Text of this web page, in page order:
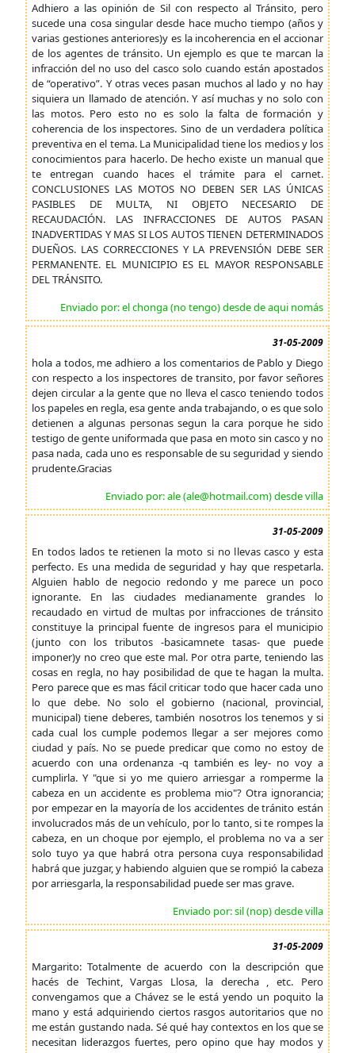
Adhiero a las opinión de Sil con respecto al Tránsito, pero
sucede una cosa singular desde hace mucho tiempo (años y
varias gestiones anteriores)y es la incoherencia en el accionar
de los agentes de tránsito. Un ejemplo es que te marcan la
infracción del no uso del casco solo cuando están apostados
de “operativo”. Y otras veces pasan muchos al lado y no hay
siquiera un llamado de atención. Y así muchas y no solo con
las motos. Pero esto no es solo la falta de formación y
coherencia de los inspectores. Sino de un verdadera política
preventiva en el tema. La Municipalidad tiene los medios y los
conocimientos para hacerlo. De hecho existe un manual que
te entregan cuando haces el trámite para el carnet.
CONCLUSIONES LAS MOTOS NO DEBEN SER LAS ÚNICAS
PASIBLES DE MULTA, NI OBJETO NECESARIO DE
RECAUDACIÓN. LAS INFRACCIONES DE AUTOS PASAN
INADVERTIDAS Y MAS SI LOS AUTOS TIENEN DETERMINADOS
DUEÑOS. LAS CORRECCIONES Y LA PREVENSIÓN DEBE SER
PERMANENTE. EL MUNICIPIO ES EL MAYOR RESPONSABLE
DEL TRÁNSITO.
Enviado por: el chonga (no tengo) desde de aqui nomás
31-05-2009
hola a todos, me adhiero a los comentarios de Pablo y Diego
con respecto a los inspectores de transito, por favor señores
dejen circular a la gente que no lleva el casco teniendo todos
los papeles en regla, esa gente anda trabajando, o es que solo
detienen a algunas personas segun la cara porque he sido
testigo de gente uniformada que pasa en moto sin casco y no
pasa nada, cada uno es responsable de su seguridad y siendo
prudente.Gracias
Enviado por: ale (ale@hotmail.com) desde villa
31-05-2009
En todos lados te retienen la moto si no llevas casco y esta
perfecto. Es una medida de seguridad y hay que respetarla.
Alguien hablo de negocio redondo y me parece un poco
ignorante. En las ciudades medianamente grandes lo
recaudado en virtud de multas por infracciones de tránsito
constituye la principal fuente de ingresos para el municipio
(junto con los tributos -basicamnete tasas- que puede
imponer)y no creo que este mal. Por otra parte, teniendo las
cosas en regla, no hay posibilidad de que te hagan la multa.
Pero parece que es mas fácil criticar todo que hacer cada uno
lo que debe. No solo el gobierno (nacional, provincial,
municipal) tiene deberes, también nosotros los tenemos y si
cada cual los cumple podemos llegar a ser mejores como
ciudad y país. No se puede predicar que como no estoy de
acuerdo con una ordenanza -q también es ley- no voy a
cumplirla. Y "que si yo me quiero arriesgar a romperme la
cabeza en un accidente es problema mio"? Otra ignorancia;
por empezar en la mayoría de los accidentes de tránito están
involucrados más de un vehículo, por lo tanto, si te rompes la
cabeza, en un choque por ejemplo, el problema no va a ser
solo tuyo ya que habrá otra persona cuya responsabilidad
habrá que juzgar, y habiendo alguien que se rompió la cabeza
por arriesgarla, la responsabilidad puede ser mas grave.
Enviado por: sil (nop) desde villa
31-05-2009
Margarito: Totalmente de acuerdo con la descripción que
hacés de Techint, Vargas Llosa, la derecha , etc. Pero
convengamos que a Chávez se le está yendo un poquito la
mano y está adquiriendo ciertos rasgos autoritarios que no
me están gustando nada. Sé qué hay contextos en los que se
necesitan liderazgos fuertes, pero opino que hay modos y